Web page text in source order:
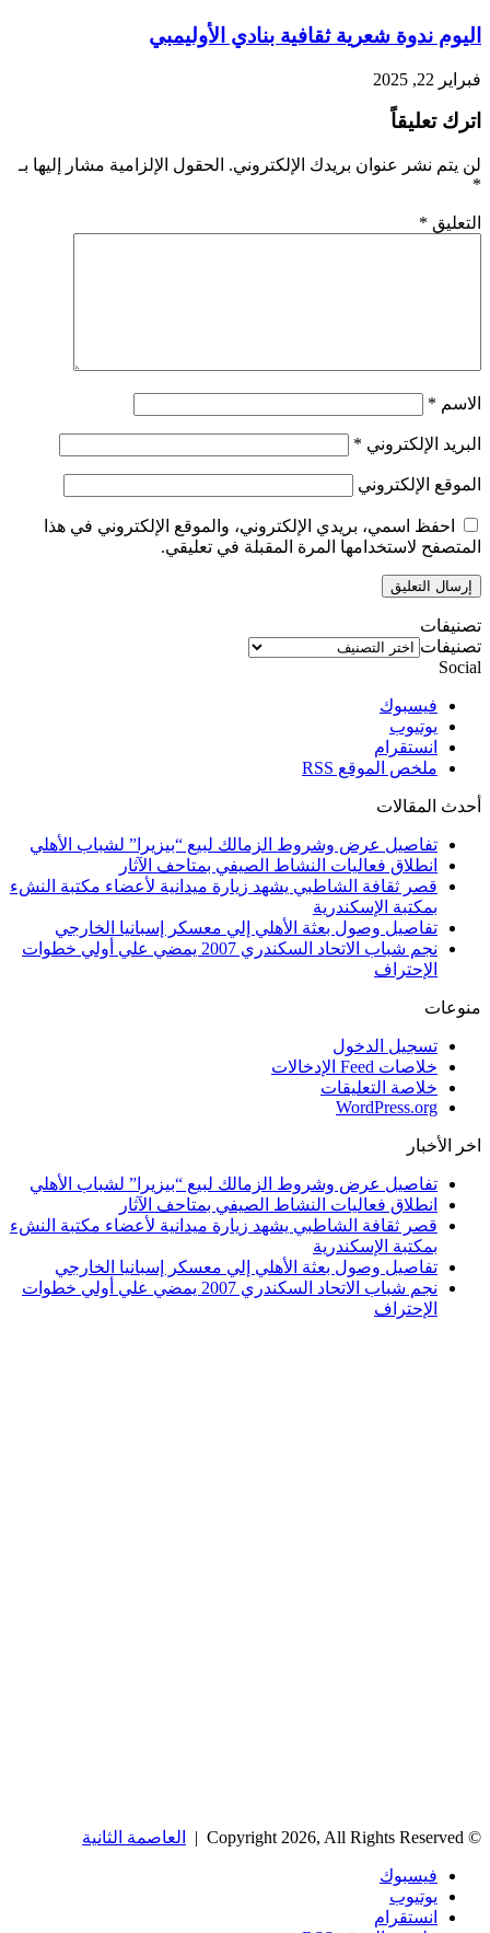
اليوم ندوة شعرية ثقافية بنادي الأوليمبي
فبراير 22, 2025
اترك تعليقاً
لن يتم نشر عنوان بريدك الإلكتروني. الحقول الإلزامية مشار إليها بـ
*
التعليق *
الاسم *
البريد الإلكتروني *
الموقع الإلكتروني
احفظ اسمي، بريدي الإلكتروني، والموقع الإلكتروني في هذا
المتصفح لاستخدامها المرة المقبلة في تعليقي.
تصنيفات
تصنيفات
Social
فيسبوك
يوتيوب
انستقرام
ملخص الموقع RSS
أحدث المقالات
تفاصيل عرض وشروط الزمالك لبيع “بيزيرا” لشباب الأهلي
انطلاق فعاليات النشاط الصيفي بمتاحف الآثار
قصر ثقافة الشاطبي يشهد زيارة ميدانية لأعضاء مكتبة النشء
بمكتبة الإسكندرية
تفاصيل وصول بعثة الأهلي إلي معسكر إسبانيا الخارجي
نجم شباب الاتحاد السكندري 2007 يمضي علي أولي خطوات
الإحتراف
منوعات
تسجيل الدخول
خلاصات Feed الإدخالات
خلاصة التعليقات
WordPress.org
اخر الأخبار
تفاصيل عرض وشروط الزمالك لبيع “بيزيرا” لشباب الأهلي
انطلاق فعاليات النشاط الصيفي بمتاحف الآثار
قصر ثقافة الشاطبي يشهد زيارة ميدانية لأعضاء مكتبة النشء
بمكتبة الإسكندرية
تفاصيل وصول بعثة الأهلي إلي معسكر إسبانيا الخارجي
نجم شباب الاتحاد السكندري 2007 يمضي علي أولي خطوات
الإحتراف
© Copyright 2026, All Rights Reserved | العاصمة الثانية
فيسبوك
يوتيوب
انستقرام